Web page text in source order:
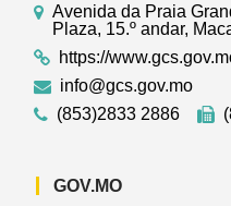
Avenida da Praia
Plaza, 15.º andar,
https://
info@gcs.gov.mo
(853)2833 2886
GOV.MO